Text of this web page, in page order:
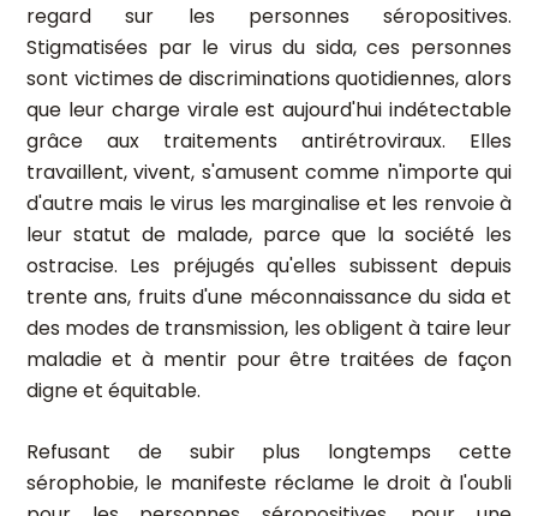
regard sur les personnes séropositives.
Stigmatisées par le virus du sida, ces personnes
sont victimes de discriminations quotidiennes, alors
que leur charge virale est aujourd'hui indétectable
grâce aux traitements antirétroviraux. Elles
travaillent, vivent, s'amusent comme n'importe qui
d'autre mais le virus les marginalise et les renvoie à
leur statut de malade, parce que la société les
ostracise. Les préjugés qu'elles subissent depuis
trente ans, fruits d'une méconnaissance du sida et
des modes de transmission, les obligent à taire leur
maladie et à mentir pour être traitées de façon
digne et équitable.
Refusant de subir plus longtemps cette
sérophobie, le manifeste réclame le droit à l'oubli